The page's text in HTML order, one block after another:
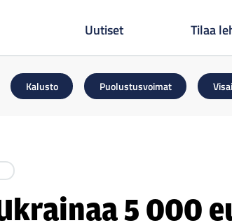
Uutiset Tilaa
Kalusto Puolustusvoimat
5 000